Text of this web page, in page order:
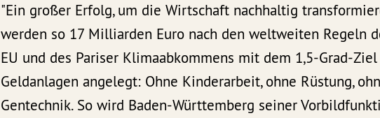
"Ein großer Erfolg, um die Wirtschaft nachhaltig
werden so 17 Milliarden Euro nach den weltweiten Regeln
EU und des Pariser Klimaabkommens mit dem 1,5-Grad-
Geldanlagen angelegt: Ohne Kinderarbeit, ohne Rüstung,
Gentechnik. So wird Baden-Württemberg seiner